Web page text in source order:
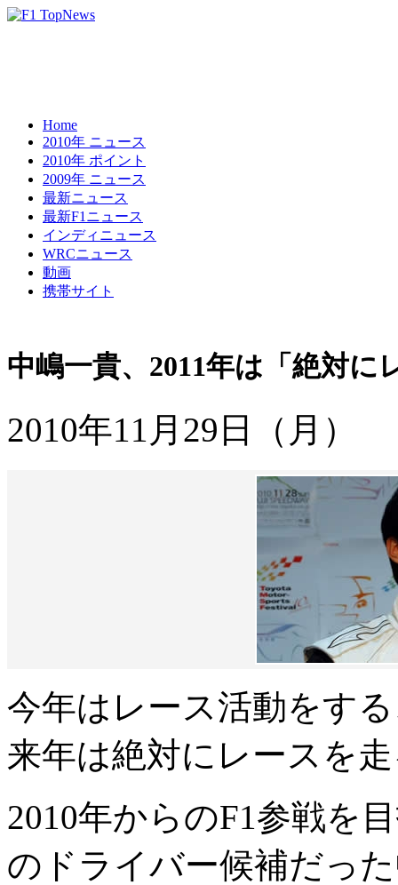
Home
2010年 ニュース
2010年 ポイント
2009年 ニュース
最新ニュース
最新F1ニュース
インディニュース
WRCニュース
動画
携帯サイト
中嶋一貴、2011年は「絶対に
2010年11月29日（月）
今年はレース活動をす
来年は絶対にレースを
2010年からのF1参戦を
のドライバー候補だっ